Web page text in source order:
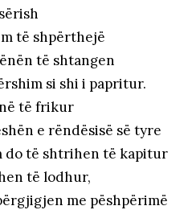
të shpërthejë
të shtangen
si shi i papritur.
të frikur
e rëndësisë së tyre
do të shtrihen të kapitur
të lodhur,
me pëshpërimë